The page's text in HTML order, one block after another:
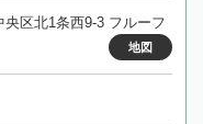
区北1条西9-3 フルーフ
地図